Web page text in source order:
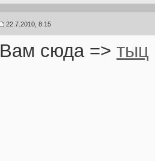
22.7.2010, 8:15
Вам сюда => тыц